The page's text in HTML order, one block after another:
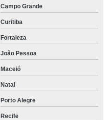
Campo Grande
Curitiba
Fortaleza
João Pessoa
Maceió
Natal
Porto Alegre
Recife